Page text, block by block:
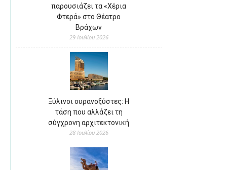
παρουσιάζει τα «Χέρια
Φτερά» στο Θέατρο
Βράχων
29 Ιουλίου 2026
Ξύλινοι ουρανοξύστες: Η
τάση που αλλάζει τη
σύγχρονη αρχιτεκτονική
28 Ιουλίου 2026